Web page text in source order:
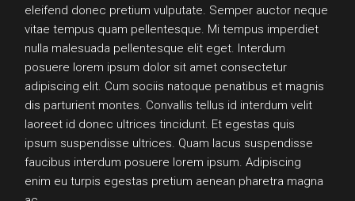
eleifend donec pretium vulputate. Semper auctor neque
vitae tempus quam pellentesque. Mi tempus imperdiet
nulla malesuada pellentesque elit eget. Interdum
posuere lorem ipsum dolor sit amet consectetur
adipiscing elit. Cum sociis natoque penatibus et magnis
dis parturient montes. Convallis tellus id interdum velit
laoreet id donec ultrices tincidunt. Et egestas quis
ipsum suspendisse ultrices. Quam lacus suspendisse
faucibus interdum posuere lorem ipsum. Adipiscing
enim eu turpis egestas pretium aenean pharetra magna